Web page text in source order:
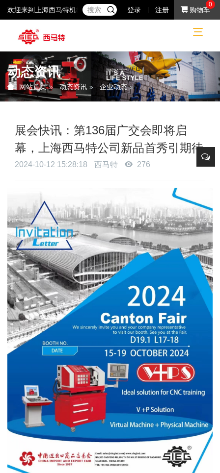
欢迎来到上海西马特机械制造有限公司！37年专注于小机床产品的研
登录 注册 购物车
0
动态资讯
网站首页 动态资讯 企业动态
展会快讯：第136届广交会即将启
幕，上海西马特公司新品首秀引期待
2024-10-12 15:28:18 西马特 276